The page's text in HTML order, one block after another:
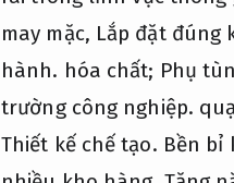
may mặc, Lắp đặt đúng
hành. hóa chất; Phụ
trường công nghiệp.
Thiết kế chế tạo. Bền bỉ